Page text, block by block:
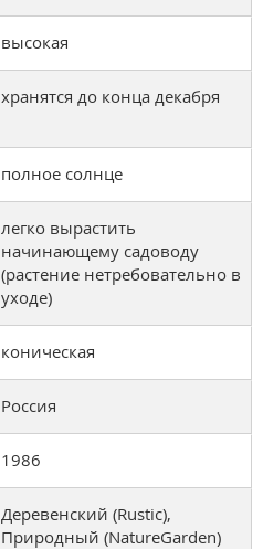
высокая
хранятся до конца декабря
полное солнце
легко вырастить
начинающему садоводу
(растение нетребовательно в
уходе)
коническая
Россия
1986
Деревенский (Rustic),
Природный (NatureGarden)